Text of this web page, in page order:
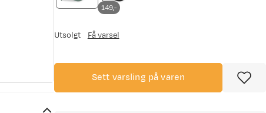
149,-
Utsolgt Få varsel
Sett varsling på varen